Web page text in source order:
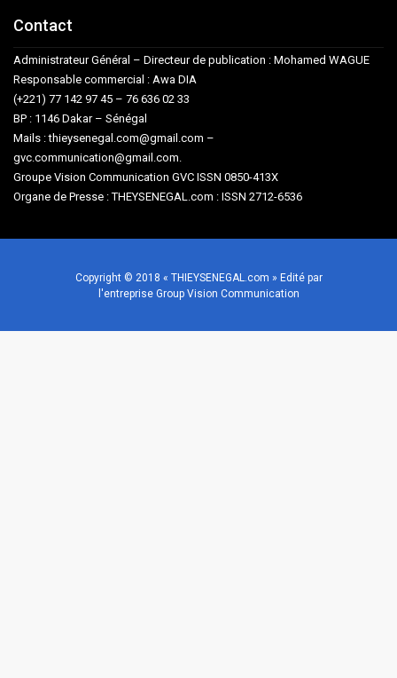
Contact
Administrateur Général – Directeur de publication : Mohamed WAGUE
Responsable commercial : Awa DIA
(+221) 77 142 97 45 – 76 636 02 33
BP : 1146 Dakar – Sénégal
Mails : thieysenegal.com@gmail.com –
gvc.communication@gmail.com.
Groupe Vision Communication GVC ISSN 0850-413X
Organe de Presse : THEYSENEGAL.com : ISSN 2712-6536
Copyright © 2018 « THIEYSENEGAL.com » Edité par
l'entreprise Group Vision Communication